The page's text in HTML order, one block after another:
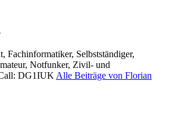
Fachinformatiker, Selbstständiger,
Notfunker, Zivil- und
DG1IUK Alle Beiträge von Florian